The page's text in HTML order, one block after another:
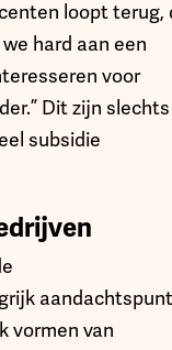
loopt terug,
hard aan een
voor
Dit zijn slechts
subsidie
aandachtspunt
vormen van